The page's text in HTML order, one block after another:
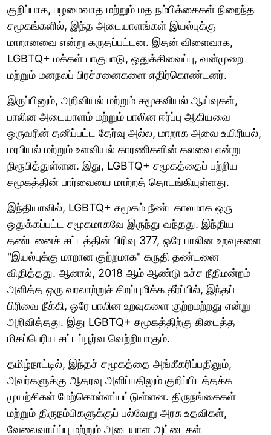
குறிப்பாக, பழமைவாத மற்றும் மத நம்பிக்கைகள் நிறைந்த
சமூகங்களில், இந்த அடையாளங்கள் இயல்புக்கு
மாறானவை என்று கருதப்பட்டன. இதன் விளைவாக,
LGBTQ+ மக்கள் பாகுபாடு, ஒதுக்கிவைப்பு, வன்முறை
மற்றும் மனநலப் பிரச்சனைகளை எதிர்கொண்டனர்.
இருப்பினும், அறிவியல் மற்றும் சமூகவியல் ஆய்வுகள்,
பாலின அடையாளம் மற்றும் பாலின ஈர்ப்பு ஆகியவை
ஒருவரின் தனிப்பட்ட தேர்வு அல்ல, மாறாக அவை உயிரியல்,
மரபியல் மற்றும் உளவியல் காரணிகளின் கலவை என்று
நிரூபித்துள்ளன. இது, LGBTQ+ சமூகத்தைப் பற்றிய
சமூகத்தின் பார்வையை மாற்றத் தொடங்கியுள்ளது.
இந்தியாவில், LGBTQ+ சமூகம் நீண்டகாலமாக ஒரு
ஒதுக்கப்பட்ட சமூகமாகவே இருந்து வந்தது. இந்திய
தண்டனைச் சட்டத்தின் பிரிவு 377, ஒரே பாலின உறவுகளை
"இயல்புக்கு மாறான குற்றமாக" கருதி தண்டனை
விதித்தது. ஆனால், 2018 ஆம் ஆண்டு உச்ச நீதிமன்றம்
அளித்த ஒரு வரலாற்றுச் சிறப்புமிக்க தீர்ப்பில், இந்தப்
பிரிவை நீக்கி, ஒரே பாலின உறவுகளை குற்றமற்றது என்று
அறிவித்தது. இது LGBTQ+ சமூகத்திற்கு கிடைத்த
மிகப்பெரிய சட்டப்பூர்வ வெற்றியாகும்.
தமிழ்நாட்டில், இந்தச் சமூகத்தை அங்கீகரிப்பதிலும்,
அவர்களுக்கு ஆதரவு அளிப்பதிலும் குறிப்பிடத்தக்க
முயற்சிகள் மேற்கொள்ளப்பட்டுள்ளன. திருநங்கைகள்
மற்றும் திருநம்பிகளுக்குப் பல்வேறு அரசு உதவிகள்,
வேலைவாய்ப்பு மற்றும் அடையாள அட்டைகள்